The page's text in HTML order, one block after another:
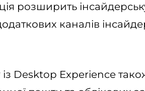
розширить
каналів
Desktop Experience